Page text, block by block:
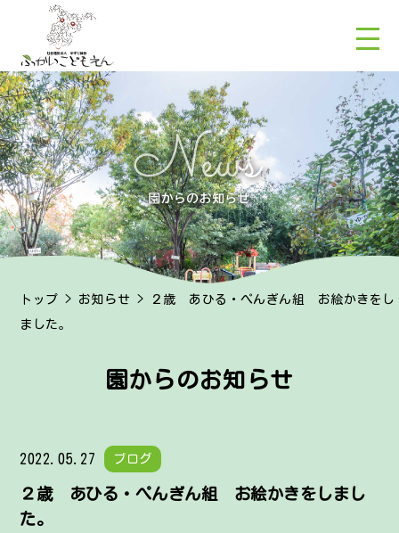
トップ > お知らせ > ２歳 あひる・ぺんぎん組 お絵かきをし
ました。
園からのお知らせ
2022.05.27 ブログ
２歳 あひる・ぺんぎん組 お絵かきをしまし
た。